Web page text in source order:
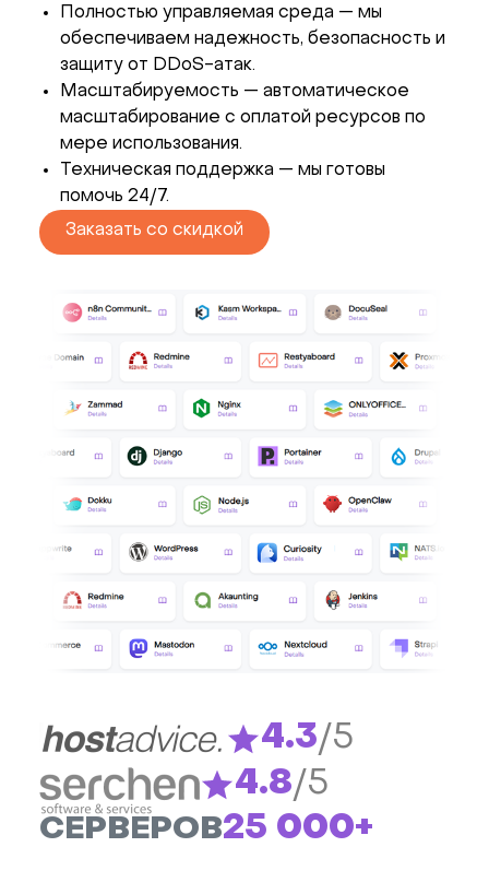
Полностью управляемая среда — мы
обеспечиваем надежность, безопасность и
защиту от DDoS-атак.
Масштабируемость — автоматическое
масштабирование с оплатой ресурсов по
мере использования.
Техническая поддержка — мы готовы
помочь 24/7.
Заказать со скидкой
4.3/5
4.8/5
СЕРВЕРОВ25 000+